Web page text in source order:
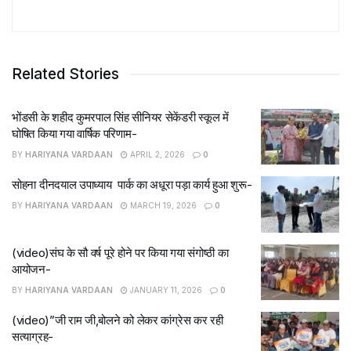
Related Stories
भोंडसी के शहीद कुमरपाल सिंह सीनियर सेकेंडरी स्कूल में
घोषित किया गया वार्षिक परिणाम-
BY HARIYANA VARDAAN APRIL 2, 2026 0
सोहना दीनदयाल उपाध्याय पार्क का अधूरा पड़ा कार्य हुआ शुरू-
BY HARIYANA VARDAAN MARCH 19, 2026 0
(video)संघ के सौ वर्ष पूरे होने पर किया गया संगोष्ठी का
आयोजन-
BY HARIYANA VARDAAN JANUARY 11, 2026 0
(video)”जी राम जी,बोलने को लेकर कांग्रेस कर रही
सत्याग्रह-